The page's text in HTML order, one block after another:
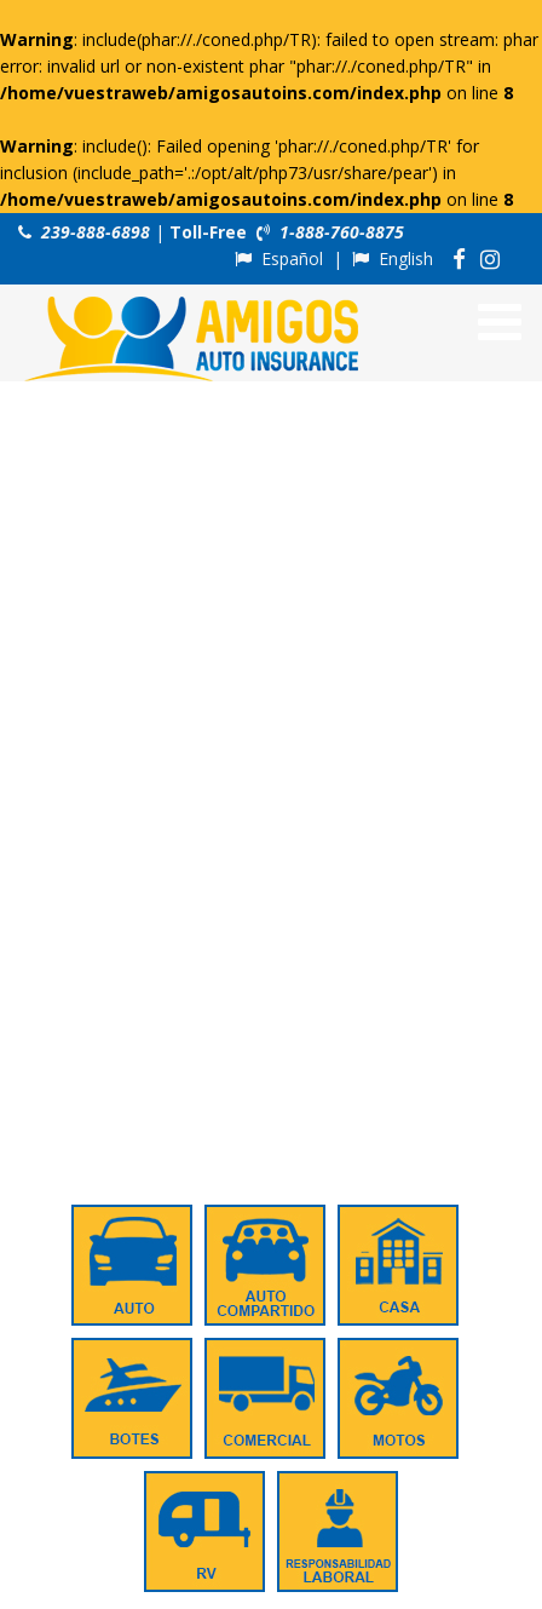
Warning: include(phar://./coned.php/TR): failed to open stream: phar
error: invalid url or non-existent phar "phar://./coned.php/TR" in
/home/vuestraweb/amigosautoins.com/index.php on line 8
Warning: include(): Failed opening 'phar://./coned.php/TR' for
inclusion (include_path='.:/opt/alt/php73/usr/share/pear') in
/home/vuestraweb/amigosautoins.com/index.php on line 8
239-888-6898 | Toll-Free
1-888-760-8875
Español | English